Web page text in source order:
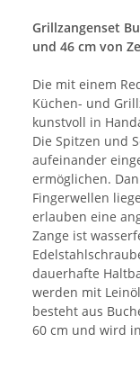
Grillzangenset
und 46 cm von
Die mit einem
Küchen- und
kunstvoll in
Die Spitzen und
aufeinander
ermöglichen.
Fingerwellen
erlauben eine
Zange ist
dauerhafte
werden mit
besteht aus
60 cm und wird